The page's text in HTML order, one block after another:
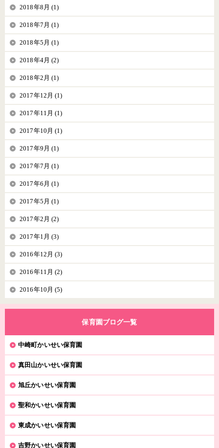
2018年8月 (1)
2018年7月 (1)
2018年5月 (1)
2018年4月 (2)
2018年2月 (1)
2017年12月 (1)
2017年11月 (1)
2017年10月 (1)
2017年9月 (1)
2017年7月 (1)
2017年6月 (1)
2017年5月 (1)
2017年2月 (2)
2017年1月 (3)
2016年12月 (3)
2016年11月 (2)
2016年10月 (5)
保育園ブログ一覧
中崎町かいせい保育園
真田山かいせい保育園
旭丘かいせい保育園
聖和かいせい保育園
東成かいせい保育園
吉野かいせい保育園